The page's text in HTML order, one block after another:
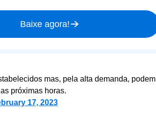
Baixe agora!
mas, pela alta demanda, podem
próximas horas.
17, 2023